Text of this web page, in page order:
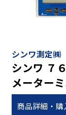
シンワ測定㈱
シンワ ７
メーター
商品詳細・購